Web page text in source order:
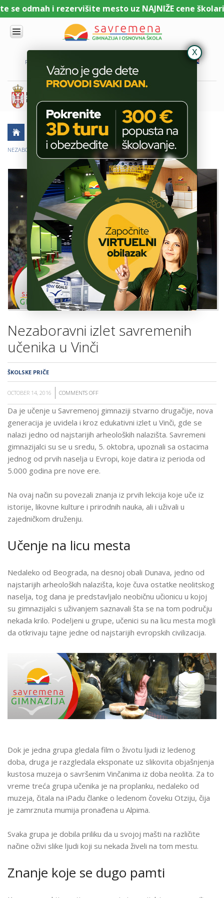
odmah i rezervišite mesto uz NAJNIŽE cene školarine.
PORTAL ZA UČENIKE
NAMA
KOMBINOVANI
PROGRAM
NACIONALNI
PROGRAM
PROGRAM
SAVREMENO
OBRAZOVANJE
ERASMUS+
OSNOVNA
ŠKOLA
AKTUELNO ŠKOLSKE PRIČE
NEZABORAVNI IZLET SAVREMENIH UČENIKA U VINČI
Nezaboravni izlet savremenih
učenika u Vinči
ŠKOLSKE PRIČE
OCTOBER 14, 2016 COMMENTS OFF
NEZABORAVNI
IZLET
VINČI
Da je učenje u Savremenoj gimnaziji stvarno drugačije, nova
generacija je uvidela i kroz edukativni izlet u Vinči, gde se
nalazi jedno od najstarijih arheoloških nalazišta. Savremeni
gimnazijalci su se u sredu, 5. oktobra, upoznali sa ostacima
jednog od prvih naselja u Evropi, koje datira iz perioda od
5.000 godina pre nove ere.
Na ovaj način su povezali znanja iz prvih lekcija koje uče iz
istorije, likovne kulture i prirodnih nauka, ali i uživali u
zajedničkom druženju.
Učenje na licu mesta
Nedaleko od Beograda, na desnoj obali Dunava, jedno od
najstarijih arheoloških nalazišta, koje čuva ostatke neolitskog
naselja, tog dana je predstavljalo neobičnu učionicu u kojoj
su gimnazijalci s uživanjem saznavali šta se na tom području
nekada krilo. Podeljeni u grupe, učenici su na licu mesta mogli
da otkrivaju tajne jedne od najstarijih evropskih civilizacija.
Dok je jedna grupa gledala film o životu ljudi iz ledenog
doba, druga je razgledala eksponate uz slikovita objašnjenja
kustosa muzeja o savršenim Vinčanima iz doba neolita. Za to
vreme treća grupa učenika je na proplanku, nedaleko od
muzeja, čitala na iPadu članke o ledenom čoveku Otziju, čija
je zamrznuta mumija pronađena u Alpima.
Svaka grupa je dobila priliku da u svojoj mašti na različite
načine oživi slike ljudi koji su nekada živeli na tom mestu.
Znanje koje se dugo pamti